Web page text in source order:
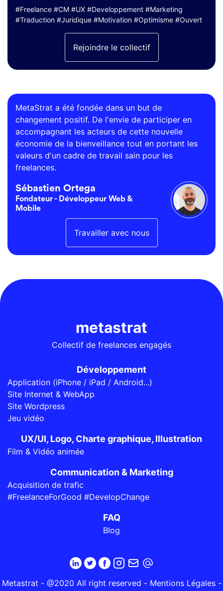
#Freelance #CM #UX #Developpement #Marketing
#Traduction #Juridique #Motivation #Optimisme #Ouvert
Rejoindre le collectif
MetaStrat a été fondée dans un but de
changement positif. De l'envie de participer en
accompagnant les acteurs de cette nouvelle
économie de la bienveillance tout en portant les
valeurs d'un cadre de travail sain pour les
freelances.
Sébastien Ortega
Fondateur - Développeur Web &
Mobile
Travailler avec nous
metastrat
Collectif de freelances engagés
Développement
Application (iPhone / iPad / Android...)
Site Internet & WebApp
Site Wordpress
Jeu vidéo
UX/UI, Logo, Charte graphique, Illustration
Film & Vidéo animée
Communication & Marketing
Acquisition de trafic
#FreelanceForGood #DevelopChange
FAQ
Blog
Metastrat - @2020 All right reserved - Mentions Légales-